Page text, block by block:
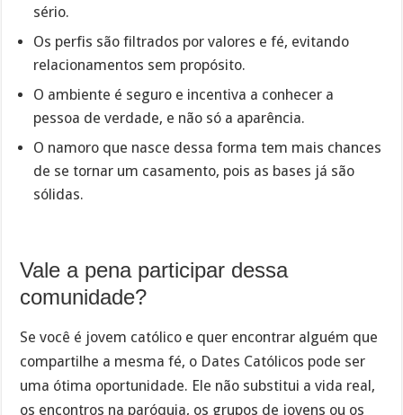
sério.
Os perfis são filtrados por valores e fé, evitando
relacionamentos sem propósito.
O ambiente é seguro e incentiva a conhecer a
pessoa de verdade, e não só a aparência.
O namoro que nasce dessa forma tem mais chances
de se tornar um casamento, pois as bases já são
sólidas.
Vale a pena participar dessa
comunidade?
Se você é jovem católico e quer encontrar alguém que
compartilhe a mesma fé, o Dates Católicos pode ser
uma ótima oportunidade. Ele não substitui a vida real,
os encontros na paróquia, os grupos de jovens ou os